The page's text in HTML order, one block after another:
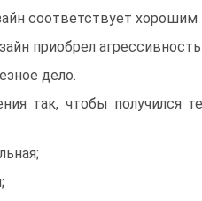
соответствует
приобрел
дело.
так, чтобы получился